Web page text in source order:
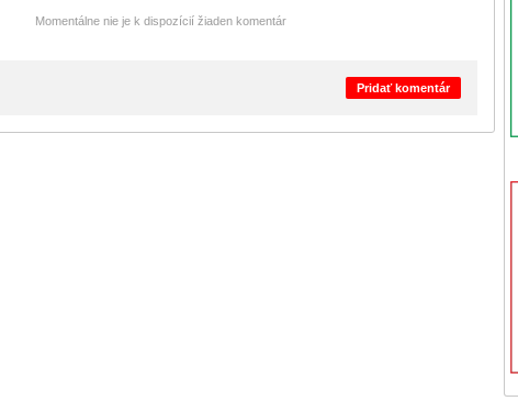
Momentálne nie je k dispozícií žiaden komentár
Pridať komentár